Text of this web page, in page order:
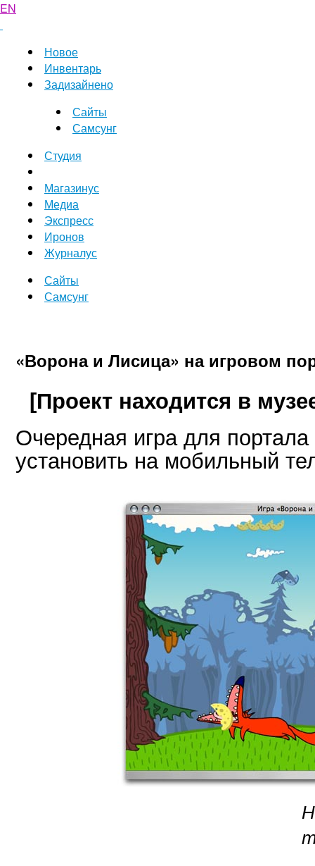
EN
Новое
Инвентарь
Задизайнено
Сайты
Самсунг
Студия
Магазинус
Медиа
Экспресс
Иронов
Журналус
Сайты
Самсунг
«Ворона и Лисица» на игровом
[Проект находится в
Очередная игра для
установить на мобильный